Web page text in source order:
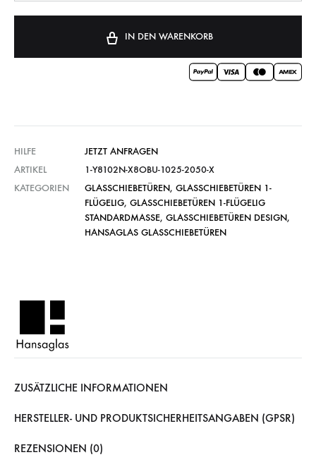
IN DEN WARENKORB
HILFE
JETZT ANFRAGEN
ARTIKEL
1-Y8102N-X8OBU-1025-2050-X
KATEGORIEN
GLASSCHIEBETÜREN, GLASSCHIEBETÜREN 1-
FLÜGELIG, GLASSCHIEBETÜREN 1-FLÜGELIG
STANDARDMASSE , GLASSCHIEBETÜREN DESIGN,
HANSAGLAS GLASSCHIEBETÜREN
ZUSÄTZLICHE INFORMATIONEN
HERSTELLER- UND PRODUKTSICHERHEITSANGABEN (GPSR)
REZENSIONEN (0)